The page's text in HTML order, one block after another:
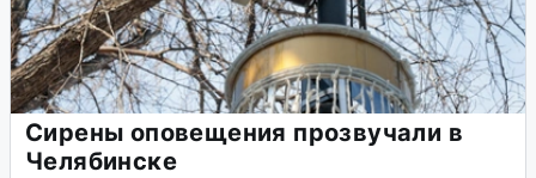
Сирены оповещения прозвучали в
Челябинске